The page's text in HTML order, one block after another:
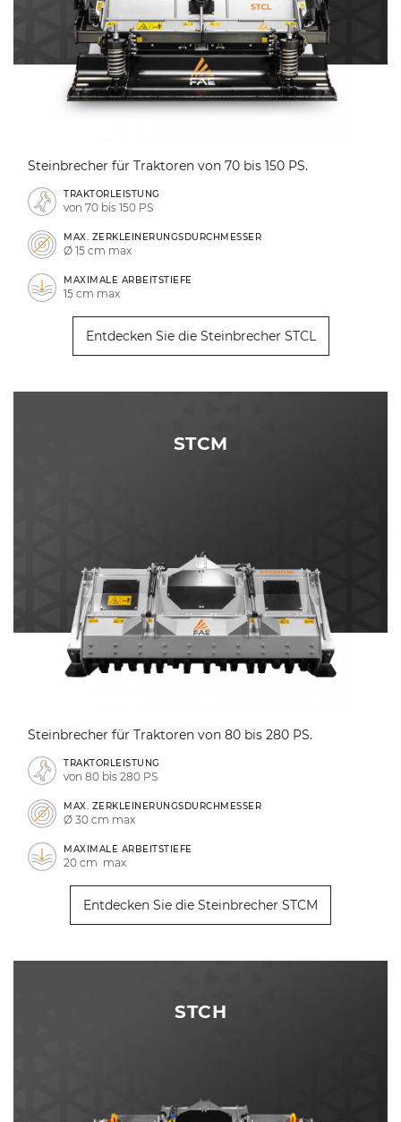
Steinbrecher für Traktoren von 70 bis 150 PS.
TRAKTORLEISTUNG
von 70 bis 150 PS
MAX. ZERKLEINERUNGSDURCHMESSER
Ø 15 cm max
MAXIMALE ARBEITSTIEFE
15 cm max
Entdecken Sie die Steinbrecher STCL
STCM
Steinbrecher für Traktoren von 80 bis 280 PS.
TRAKTORLEISTUNG
von 80 bis 280 PS
MAX. ZERKLEINERUNGSDURCHMESSER
Ø 30 cm max
MAXIMALE ARBEITSTIEFE
20 cm max
Entdecken Sie die Steinbrecher STCM
STCH